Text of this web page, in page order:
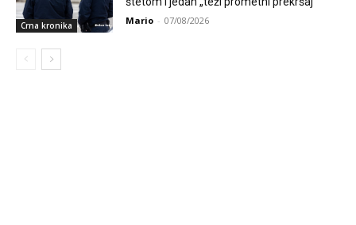
Crna kronika Mario - 07/08/2026